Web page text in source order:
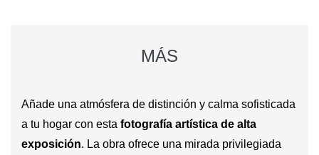
MÁS
Añade una atmósfera de distinción y calma sofisticada
a tu hogar con esta fotografía artística de alta
exposición. La obra ofrece una mirada privilegiada